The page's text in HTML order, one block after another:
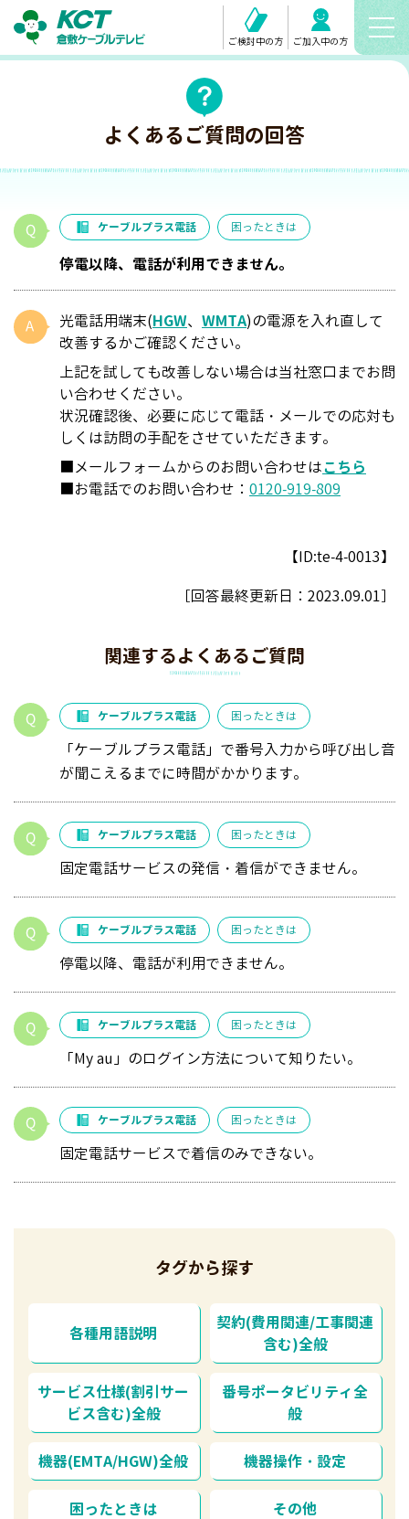
ご検討中の方 ご加入中の方
よくあるご質問の回答
ケーブルプラス電話 困ったときは
停電以降、電話が利用できません。
光電話用端末(HGW、 WMTA)の電源を入れ直して
改善するかご確認ください。
上記を試しても改善しない場合は当社窓口までお問
い合わせください。
状況確認後、必要に応じて電話・メールでの応対も
しくは訪問の手配をさせていただきます。
■メールフォームからのお問い合わせはこちら
■お電話でのお問い合わせ： 0120-919-809
【ID:te-4-0013】
［回答最終更新日： 2023.09.01］
関連するよくあるご質問
ケーブルプラス電話 困ったときは
「ケーブルプラス電話」で番号入力から呼び出し音
が聞こえるまでに時間がかかります。
ケーブルプラス電話 困ったときは
固定電話サービスの発信・着信ができません。
ケーブルプラス電話 困ったときは
停電以降、電話が利用できません。
ケーブルプラス電話 困ったときは
「My au」のログイン方法について知りたい。
ケーブルプラス電話 困ったときは
固定電話サービスで着信のみできない。
タグから探す
各種用語説明
契約(費用関連/工事関連
含む)全般
サービス仕様(割引サー
ビス含む)全般
番号ポータビリティ全
般
機器(EMTA/HGW)全般 機器操作・設定
困ったときは その他